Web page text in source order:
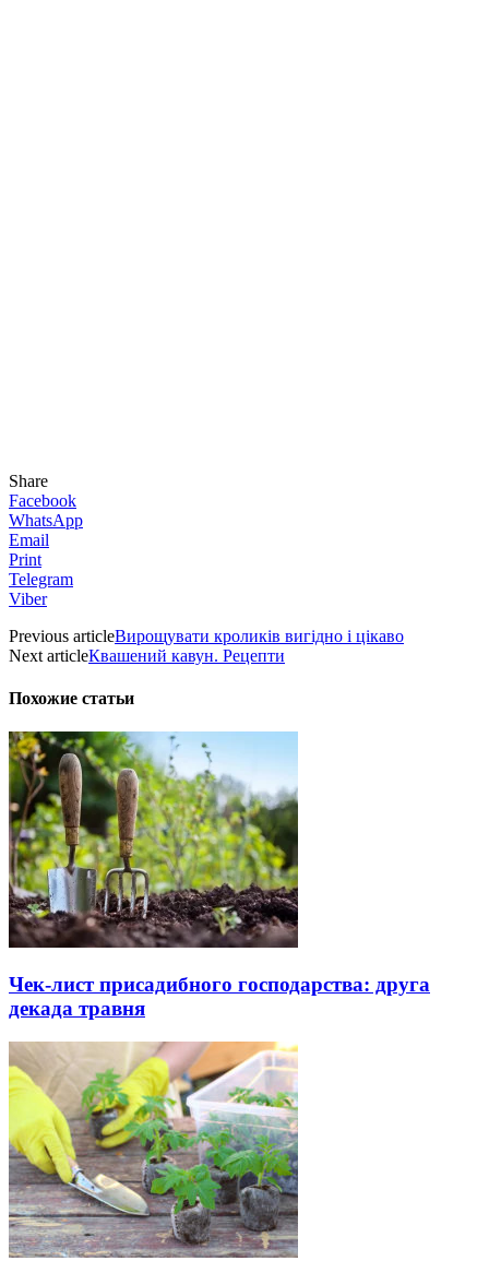
Share
Facebook
WhatsApp
Email
Print
Telegram
Viber
Previous articleВирощувати кроликів вигідно і цікаво
Next articleКвашений кавун. Рецепти
Похожие статьи
Чек-лист присадибного господарства: друга
декада травня